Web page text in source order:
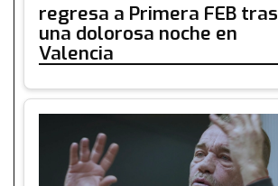
regresa a Primera FEB tras
una dolorosa noche en
Valencia